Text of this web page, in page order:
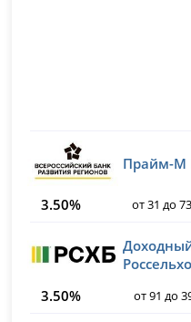
Прайм-М
3.50% от 31 до
3.50%
от 91 до